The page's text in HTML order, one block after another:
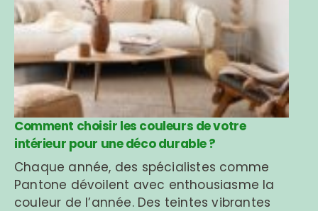
Comment choisir les couleurs de votre
intérieur pour une déco durable ?
Chaque année, des spécialistes comme
Pantone dévoilent avec enthousiasme la
couleur de l’année. Des teintes vibrantes